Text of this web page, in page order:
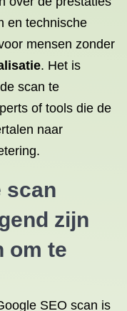
en technische
mensen zonder
. Het is
scan te
of tools die de
naar
scan
zijn
om te
SEO scan is